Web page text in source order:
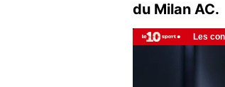
du Milan AC.